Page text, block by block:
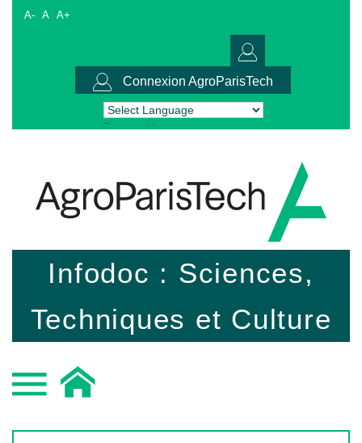
A- A A+
Connexion AgroParisTech
Powered by Translate
Infodoc : Sciences,
Techniques et Culture